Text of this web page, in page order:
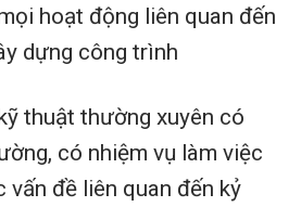
hoạt động liên quan đến
dựng công trình
thuật thường xuyên có
có nhiệm vụ làm việc
vấn đề liên quan đến kỷ